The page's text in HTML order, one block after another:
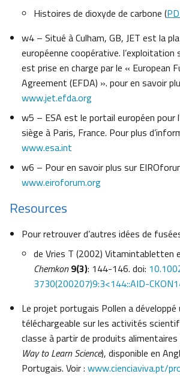
Histoires de dioxyde de carbone (
w4 – Situé à Culham, GB, JET est la
européenne coopérative. l’exploitation
est prise en charge par le « European
Agreement (EFDA) ». pour en savoir
www.jet.efda.org
w5 – ESA est le portail européen pour
siège à Paris, France. Pour plus
www.esa.int
w6 – Pour en savoir plus sur
www.eiroforum.org
Resources
Pour retrouver d’autres idées de
de Vries T (2002) Vitamintabletten
Chemkon 9(3): 144-146. doi:
3730(200207)9:3<144::AID-
Le projet portugais Pollen a développé
téléchargeable sur les activités
classe à partir de produits alimentaires
Way to Learn Science), disponible en
Portugais. Voir : www.cienciaviva.pt/